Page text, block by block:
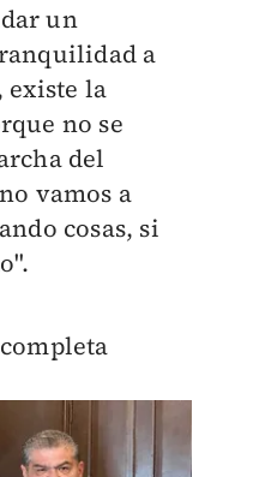
un
a
existe la
no se
del
vamos a
cosas, si